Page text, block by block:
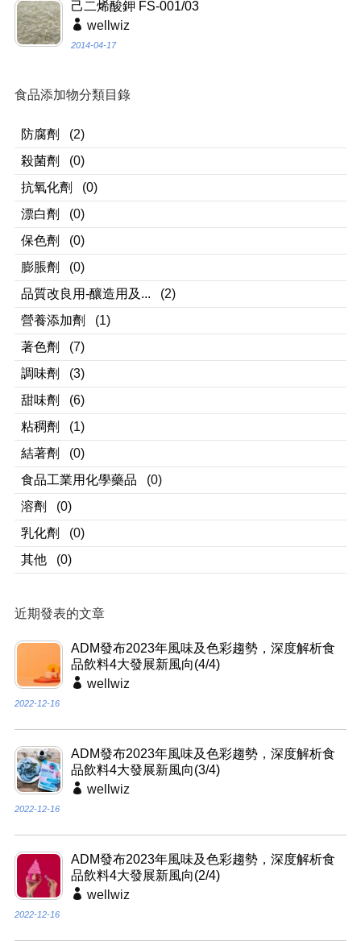
己二烯酸鉀 FS-001/03
wellwiz
2014-04-17
食品添加物分類目錄
防腐劑
(2)
殺菌劑
(0)
抗氧化劑
(0)
漂白劑
(0)
保色劑
(0)
膨脹劑
(0)
品質改良用-釀造用及...
(2)
營養添加劑
(1)
著色劑
(7)
調味劑
(3)
甜味劑
(6)
粘稠劑
(1)
結著劑
(0)
食品工業用化學藥品
(0)
溶劑
(0)
乳化劑
(0)
其他
(0)
近期發表的文章
ADM發布2023年風味及色彩趨勢，深度解析食
品飲料4大發展新風向(4/4)
wellwiz
2022-12-16
ADM發布2023年風味及色彩趨勢，深度解析食
品飲料4大發展新風向(3/4)
wellwiz
2022-12-16
ADM發布2023年風味及色彩趨勢，深度解析食
品飲料4大發展新風向(2/4)
wellwiz
2022-12-16